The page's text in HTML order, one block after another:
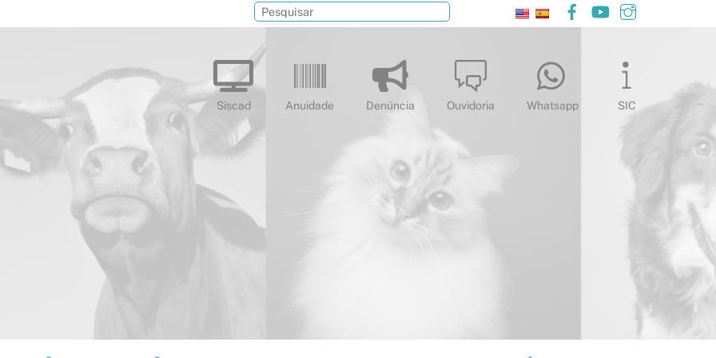
Facebook
YouTube
Siscad Anuidade Denúncia Ouvidoria Whatsapp SIC